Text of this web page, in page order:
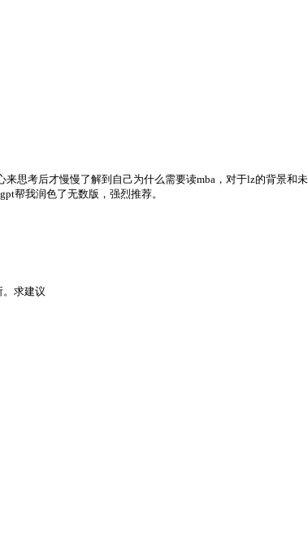
思考后才慢慢了解到自己为什么需要读mba，对于lz的背景和
帮我润色了无数版，强烈推荐。
求建议